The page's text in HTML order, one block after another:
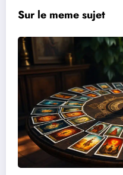
Sur le meme sujet